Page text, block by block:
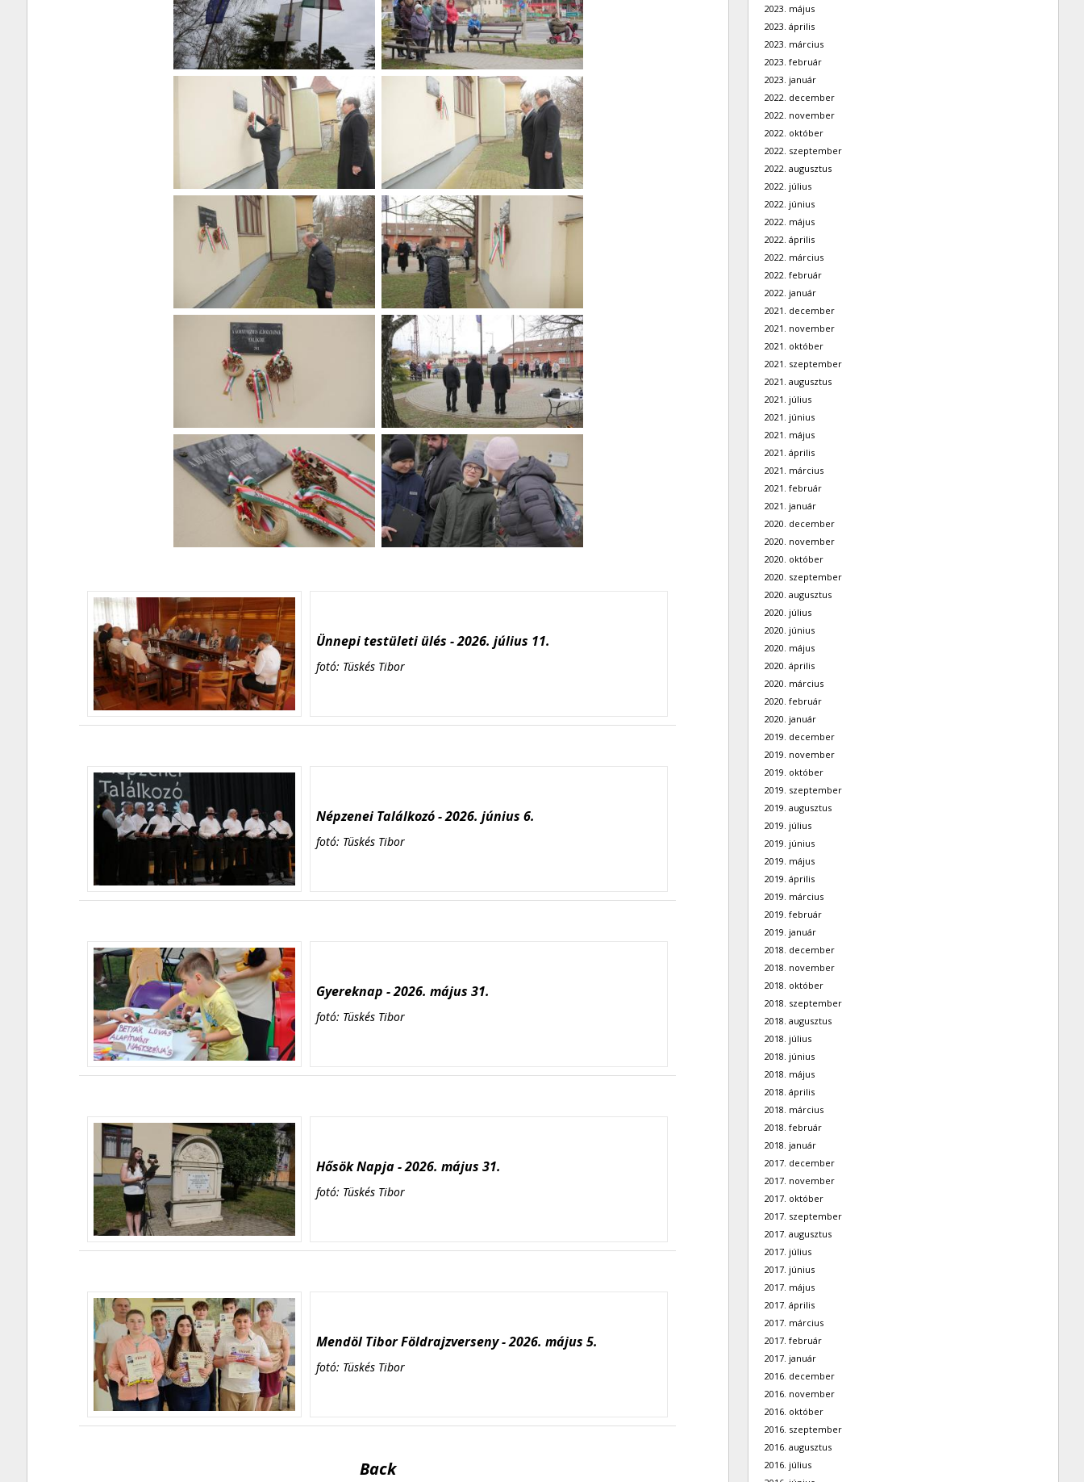
Ünnepi testületi ülés - 2026. július 11.
fotó: Tüskés Tibor
Népzenei Találkozó - 2026. június 6.
fotó: Tüskés Tibor
Gyereknap - 2026. május 31.
fotó: Tüskés Tibor
Hősök Napja - 2026. május 31.
fotó: Tüskés Tibor
Mendöl Tibor Földrajzverseny - 2026. május 5.
fotó: Tüskés Tibor
Back
2023. május
2023. április
2023. március
2023. február
2023. január
2022. december
2022. november
2022. október
2022. szeptember
2022. augusztus
2022. július
2022. június
2022. május
2022. április
2022. március
2022. február
2022. január
2021. december
2021. november
2021. október
2021. szeptember
2021. augusztus
2021. július
2021. június
2021. május
2021. április
2021. március
2021. február
2021. január
2020. december
2020. november
2020. október
2020. szeptember
2020. augusztus
2020. július
2020. június
2020. május
2020. április
2020. március
2020. február
2020. január
2019. december
2019. november
2019. október
2019. szeptember
2019. augusztus
2019. július
2019. június
2019. május
2019. április
2019. március
2019. február
2019. január
2018. december
2018. november
2018. október
2018. szeptember
2018. augusztus
2018. július
2018. június
2018. május
2018. április
2018. március
2018. február
2018. január
2017. december
2017. november
2017. október
2017. szeptember
2017. augusztus
2017. július
2017. június
2017. május
2017. április
2017. március
2017. február
2017. január
2016. december
2016. november
2016. október
2016. szeptember
2016. augusztus
2016. július